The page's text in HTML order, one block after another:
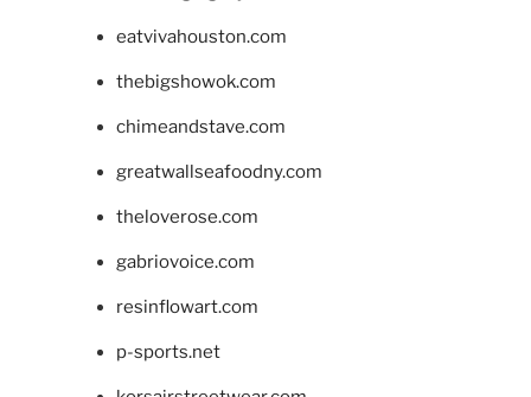
eatvivahouston.com
thebigshowok.com
chimeandstave.com
greatwallseafoodny.com
theloverose.com
gabriovoice.com
resinflowart.com
p-sports.net